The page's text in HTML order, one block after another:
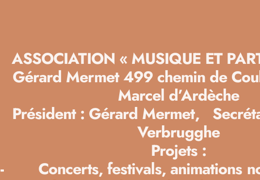
ASSOCIATION « MUSIQUE ET
Gérard Mermet 499 chemin de
Marcel d’Ardèche
Président : Gérard Mermet,
Verbrugghe
Projets :
- Concerts, festivals, animations